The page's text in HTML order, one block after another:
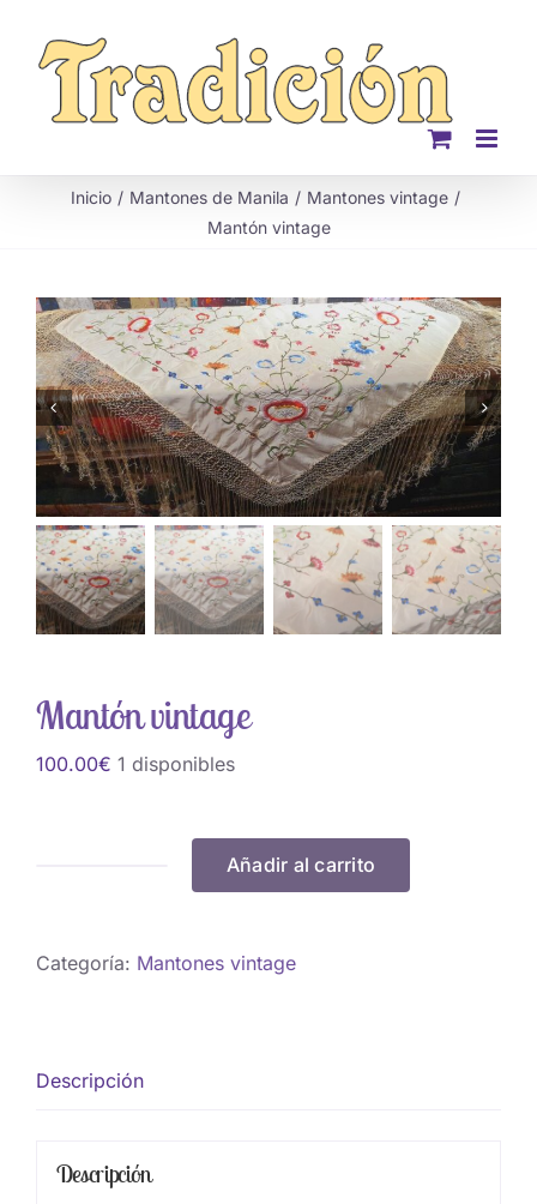
contenido
Inicio Mantones de Manila
Mantones vintage
Mantón vintage
Mantón vintage
100.00€ 1 disponibles
Añadir al carrito
Categoría: Mantones vintage
Descripción
Descripción